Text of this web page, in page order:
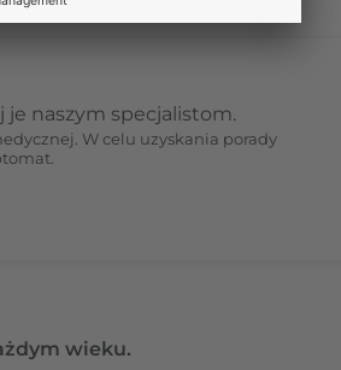
je naszym specjalistom.
W celu uzyskania porady
wieku.